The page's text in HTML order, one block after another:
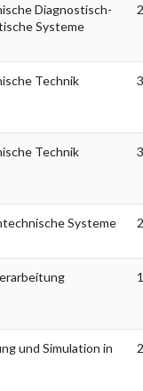
Diagnostisch-
Systeme
Technik
Technik
Systeme
und Simulation in